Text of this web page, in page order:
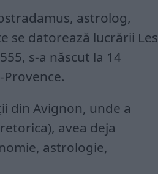
astrolog,
se datorează lucrării Les
s-a născut la 14
din Avignon, unde a
avea deja
astrologie,